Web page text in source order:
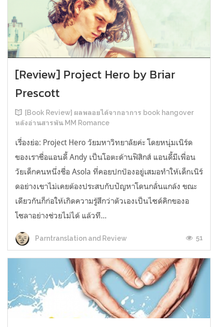
[Review] Project Hero by Briar
Prescott
[Book Review] ผลพลอยได้จากอาการ book hangover
หลังอ่านสารพัน MM Romance
เรื่องย่อ: Project Hero วัยมหาวิทยาลัยค่ะ โดยหนุ่มเนิร์ด
ของเราชื่อแอนดี้ Andy เป็นโอตะด้านฟิสิกส์ แอนดี้มีเพื่อน
วัยเด็กคนหนึ่งชื่อ Asola ที่คอยปกป้องอยู่เสมอทำให้เด็กเนิร์
ดอย่างเขาไม่เคยต้องประสบกับปัญหาโดนกลั่นแกล้ง ขณะ
เดียวกันก็ก่อให้เกิดความรู้สึกว่าตัวเองเป็นไซด์คิกของอ
โซลาอย่างช่วยไม่ได้ แล้วที...
Parntranslation and Review 51